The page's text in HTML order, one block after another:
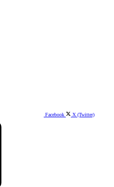
Facebook X (Twitter)